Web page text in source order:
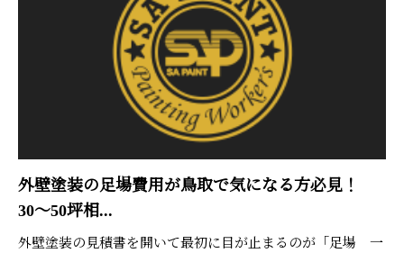
外壁塗装の足場費用が鳥取で気になる方必見！
30〜50坪相...
外壁塗装の見積書を開いて最初に目が止まるのが「足場 一